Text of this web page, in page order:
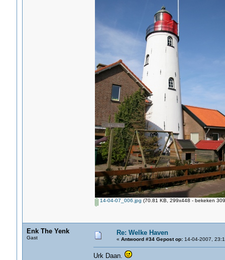
14-04-07_006.jpg (70.81 KB, 299x448 - bekeken
Enk The Yenk
Gast
Re: Welke Haven
« Antwoord #34 Gepost op:14-04-2007,
Urk Daan.